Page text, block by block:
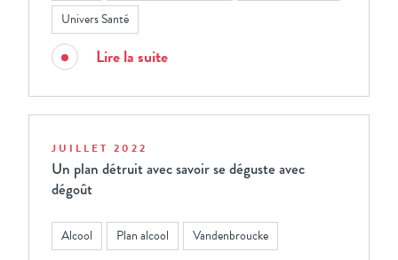
Univers Santé
Lire la suite
JUILLET 2022
Un plan détruit avec savoir se déguste avec
dégoût
Alcool Plan alcool Vandenbroucke